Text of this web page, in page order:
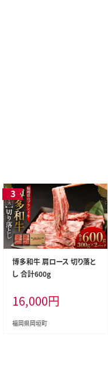
博多和牛 肩ロース 切り落と
し 合計600g
16,000円
福岡県岡垣町